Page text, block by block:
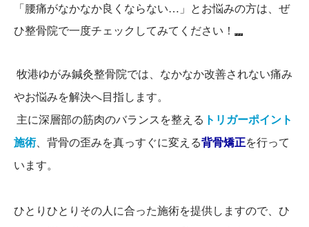
「腰痛がなかなか良くならない…」とお悩みの方は、ぜ
ひ整骨院で一度チェックしてみてください！
牧港ゆがみ鍼灸整骨院では、なかなか改善されない痛み
やお悩みを解決へ目指します。
主に深層部の筋肉のバランスを整える トリガーポイント
施術、背骨の歪みを真っすぐに変える背骨矯正を行って
います。
ひとりひとりその人に合った施術を提供しますので、ひ